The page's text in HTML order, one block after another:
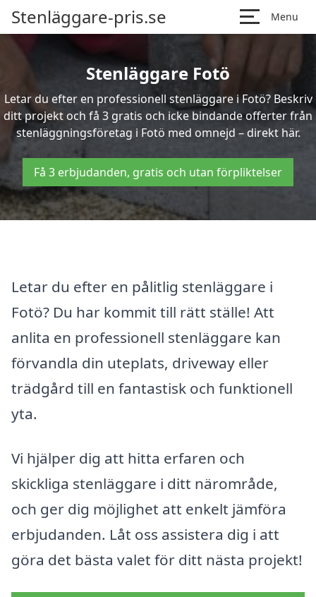
Stenläggare-pris.se Menu
Stenläggare Fotö
Letar du efter en professionell stenläggare i Fotö? Beskriv
ditt projekt och få 3 gratis och icke bindande offerter från
stenläggningsföretag i Fotö med omnejd – direkt här.
Få 3 erbjudanden, gratis och utan förpliktelser
Letar du efter en pålitlig stenläggare i
Fotö? Du har kommit till rätt ställe! Att
anlita en professionell stenläggare kan
förvandla din uteplats, driveway eller
trädgård till en fantastisk och funktionell
yta.
Vi hjälper dig att hitta erfaren och
skickliga stenläggare i ditt närområde,
och ger dig möjlighet att enkelt jämföra
erbjudanden. Låt oss assistera dig i att
göra det bästa valet för ditt nästa projekt!